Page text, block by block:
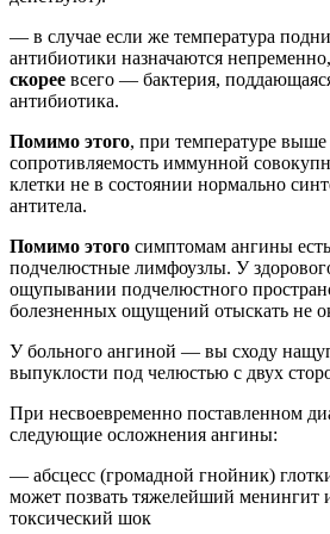
— в случае если же температура
антибиотики назначаются
скорее всего — бактерия,
антибиотика.
Помимо этого, при температуре выше
сопротивляемость иммунной
клетки не в состоянии нормально
антитела.
Помимо этого симптомам ангины
подчелюстные лимфоузлы. У
ощупывании подчелюстного
болезненных ощущений отыскать не
У больного ангиной — вы сходу
выпуклости под челюстью с двух
При несвоевременно поставленном
следующие осложнения ангины:
— абсцесс (громадной гнойник)
может позвать тяжелейший менингит
токсический шок